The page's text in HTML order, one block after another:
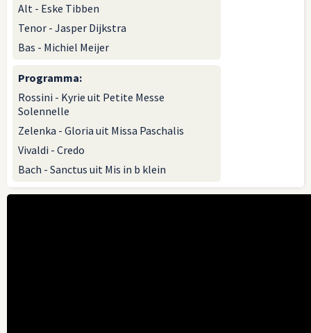
Alt - Eske Tibben
Tenor - Jasper Dijkstra
Bas - Michiel Meijer
Programma:
Rossini - Kyrie uit Petite Messe
Solennelle
Zelenka - Gloria uit Missa Paschalis
Vivaldi - Credo
Bach - Sanctus uit Mis in b klein